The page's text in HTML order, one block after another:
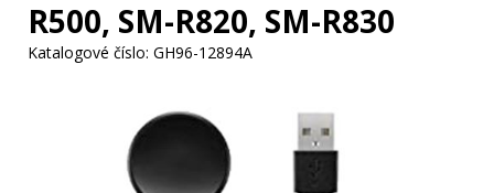
R500, SM-R820, SM-R830
Katalogové číslo: GH96-12894A